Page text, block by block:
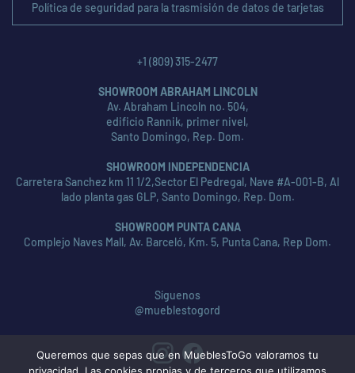
Política de seguridad para la trasmisión de datos de tarjetas
+1 (809) 315-2477
SHOWROOM ABRAHAM LINCOLN
Av. Abraham Lincoln no. 504,
edificio Rannik, primer nivel,
Santo Domingo, Rep. Dom.
SHOWROOM INDEPENDENCIA
Carretera Sanchez km 11 1/2,Sector El Pedregal, Nave #A-001-B, Al
lado planta gas GLP, Santo Domingo, Rep. Dom.
SHOWROOM PUNTA CANA
Complejo Naves Mall, Av. Barceló, Km. 5, Punta Cana, Rep Dom.
Síguenos
@mueblestogord
Queremos que sepas que en MueblesToGo valoramos tu
privacidad. Las cookies propias y de terceros que utilizamos